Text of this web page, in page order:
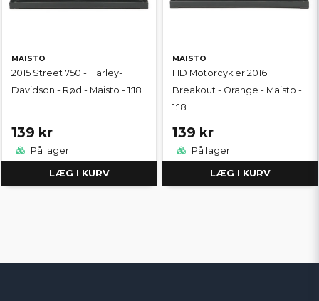
MAISTO
2015 Street 750 - Harley-
Davidson - Rød - Maisto - 1:18
139 kr
På lager
LÆG I KURV
MAISTO
HD Motorcykler 2016
Breakout - Orange - Maisto -
1:18
139 kr
På lager
LÆG I KURV